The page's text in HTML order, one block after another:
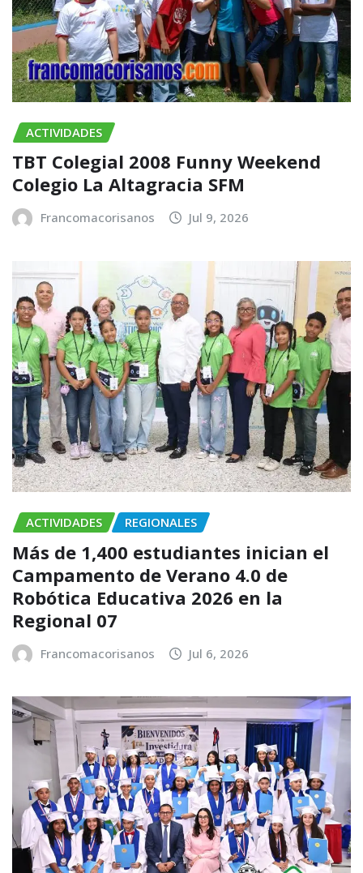
ACTIVIDADES
TBT Colegial 2008 Funny Weekend
Colegio La Altagracia SFM
Francomacorisanos Jul 9, 2026
ACTIVIDADES REGIONALES
Más de 1,400 estudiantes inician el
Campamento de Verano 4.0 de
Robótica Educativa 2026 en la
Regional 07
Francomacorisanos Jul 6, 2026